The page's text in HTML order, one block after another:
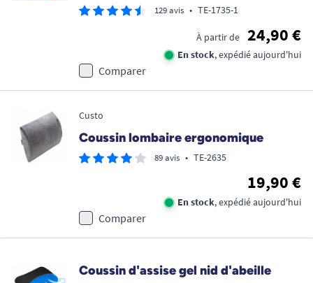
129 avis • TE-1735-1
À partir de 24,90 €
En stock, expédié aujourd'hui
Comparer
Custo
Coussin lombaire ergonomique
89 avis • TE-2635
19,90 €
En stock, expédié aujourd'hui
Comparer
Coussin d'assise gel nid d'abeille